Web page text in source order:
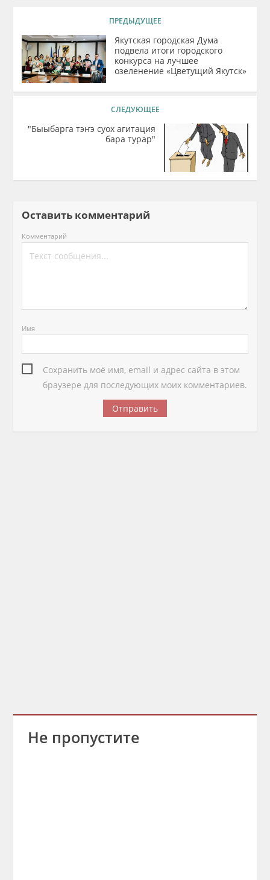
ПРЕДЫДУЩЕЕ
Якутская городская Дума
подвела итоги городского
конкурса на лучшее
озеленение «Цветущий Якутск»
СЛЕДУЮЩЕЕ
"Быыбарга тэҥэ суох агитация
бара турар"
Оставить комментарий
Комментарий
Имя
Сохранить моё имя, email и адрес сайта в этом
браузере для последующих моих комментариев.
Не пропустите